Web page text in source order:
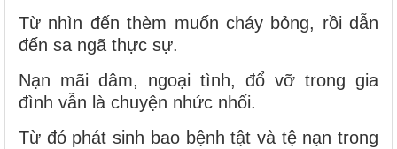
Từ nhìn đến thèm muốn cháy bỏng, rồi dẫn
đến sa ngã thực sự.
Nạn mãi dâm, ngoại tình, đổ vỡ trong gia
đình vẫn là chuyện nhức nhối.
Từ đó phát sinh bao bệnh tật và tệ nạn trong